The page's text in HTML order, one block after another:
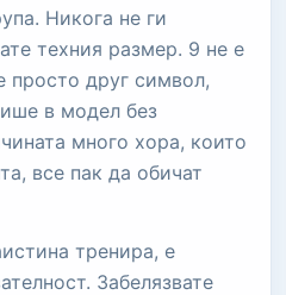
Никога не ги
техния размер. 9 не е
просто друг символ,
в модел без
много хора, които
все пак да обичат
тренира, е
Забелязвате